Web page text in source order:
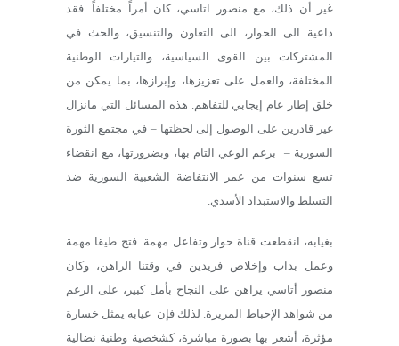
غير أن ذلك، مع منصور اتاسي، كان أمراً مختلفاً. فقد
داعية الى الحوار، الى التعاون والتنسيق، والحث في
المشتركات بين القوى السياسية، والتيارات الوطنية
المختلفة، والعمل على تعزيزها، وإبرازها، بما يمكن من
خلق إطار عام إيجابي للتفاهم. هذه المسائل التي مانزال
غير قادرين على الوصول إلى لحظتها – في مجتمع الثورة
السورية –
برغم الوعي التام بها، وبضرورتها، مع انقضاء
تسع سنوات من عمر الانتفاضة الشعبية السورية ضد
التسلط والاستبداد الأسدي.
بغيابه، انقطعت قناة حوار وتفاعل مهمة. فتح طيقا مهمة
وعمل بداب وإخلاص فريدين في وقتنا الراهن، وكان
منصور أتاسي يراهن على النجاح بأمل كبير، على الرغم
من شواهد الإحباط المريرة. لذلك فإن غيابه يمثل خسارة
مؤثرة، أشعر بها بصورة مباشرة، كشخصية وطنية نضالية